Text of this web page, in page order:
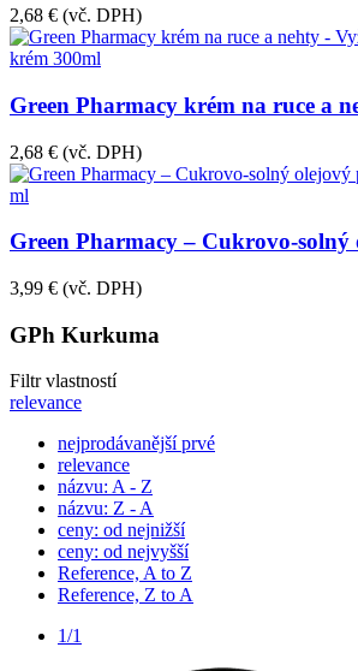
2,68 € (vč. DPH)
Green Pharmacy krém na ruce a
2,68 € (vč. DPH)
Green Pharmacy – Cukrovo-solný
3,99 € (vč. DPH)
GPh Kurkuma
Filtr vlastností
relevance
nejprodávanější prvé
relevance
názvu: A - Z
názvu: Z - A
ceny: od nejnižší
ceny: od nejvyšší
Reference, A to Z
Reference, Z to A
1/1